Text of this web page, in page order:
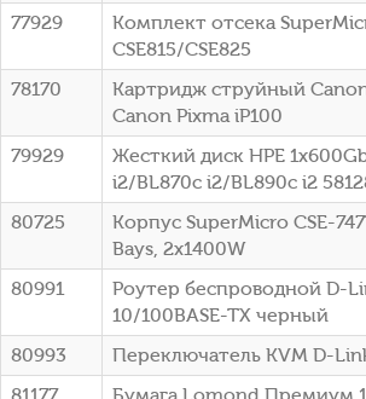
77929
Комплект отсека
CSE815/CSE825
78170
Картридж струйный
Canon Pixma iP100
79929
Жесткий диск HPE
i2/BL870c i2/BL890c i2
80725
Корпус SuperMicro CSE-
Bays, 2x1400W
80991
Роутер беспроводной D-
10/100BASE-TX черный
80993
Переключатель KVM D-